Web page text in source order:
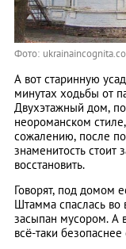
Фото:
А вот старинную
минутах ходьбы от
Двухэтажный дом,
неороманском
сожалению, после
знаменитость
восстановить.
Говорят, под домом
Штамма спаслась во
засыпан мусором. А
всё-таки